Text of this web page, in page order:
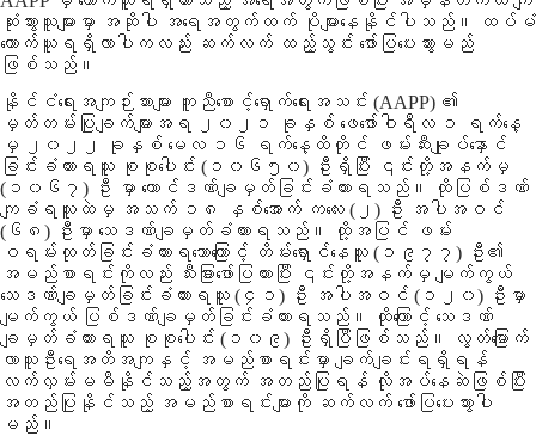
ဆုံးသွားသူများမှာ အဆိုပါ အရေအတွက်ထက် ပိုများနေနိုင်ပါသည်။ ထပ်မံ
ကောက်ယူရရှိလာပါကလည်း ဆက်လက် ထည့်သွင်း ဖော်ပြပေးသွားမည်
ဖြစ်သည်။
နိုင်ငံရေးအကျဉ်းသားများ ကူညီစောင့်ရှောက်ရေးအသင်း (AAPP) ၏
မှတ်တမ်းပြုချက်များအရ ၂၀၂၁ ခုနှစ် ဖေဖော်ဝါရီလ ၁ ရက်နေ့
မှ ၂၀၂၂ ခုနှစ် မေလ ၁၆ ရက်နေ့ထိတိုင် ဖမ်းဆီးချုပ်နှောင်
ခြင်းခံထားရသူ စုစုပေါင်း (၁၀၆၅၀) ဦးရှိပြီး ၎င်းတို့အနက်မှ
(၁၀၆၇) ဦး မှာ ထောင်ဒဏ်ချမှတ်ခြင်းခံထားရသည်။ ထိုပြစ်ဒဏ်
ကျခံရသူထဲမှ အသက် ၁၈ နှစ်အောက် ကလေး (၂) ဦး အပါအဝင်
(၆၈) ဦးမှာ သေဒဏ်ချမှတ်ခံထားရသည်။ ထို့အပြင် ဖမ်း
ဝရမ်းထုတ်ခြင်းခံထားရသောကြောင့် တိမ်းရှောင်နေသူ (၁၉၇၇) ဦး၏
အမည်စာရင်းကိုလည်း သီးခြားဖော်ပြထားပြီး ၎င်းတို့အနက်မှ မျက်ကွယ်
သေဒဏ်ချမှတ်ခြင်းခံထားရသူ (၄၁) ဦး အပါအဝင် (၁၂၀) ဦးမှာ
မျက်ကွယ် ပြစ်ဒဏ်ချမှတ်ခြင်းခံထားရသည်။ ထိုကြောင့် သေဒဏ်
ချမှတ်ခံထားရသူ စုစုပေါင်း (၁၀၉) ဦးရှိပြီဖြစ်သည်။ လွတ်မြောက်
လာသူဦးရေအတိအကျနှင့် အမည်စာရင်းမှာ ချက်ချင်းရရှိရန်
လက်လှမ်းမမီနိုင်သည့်အတွက် အတည်ပြုရန် လိုအပ်နေဆဲဖြစ်ပြီး
အတည်ပြုနိုင်သည့် အမည်စာရင်းများကို ဆက်လက် ဖော်ပြပေးသွားပါ
မည်။